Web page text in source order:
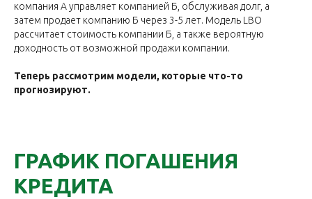
компания А управляет компанией Б, обслуживая долг, а
затем продает компанию Б через 3-5 лет. Модель LBO
рассчитает стоимость компании Б, а также вероятную
доходность от возможной продажи компании.
Теперь рассмотрим модели, которые что-то
прогнозируют.
ГРАФИК ПОГАШЕНИЯ
КРЕДИТА